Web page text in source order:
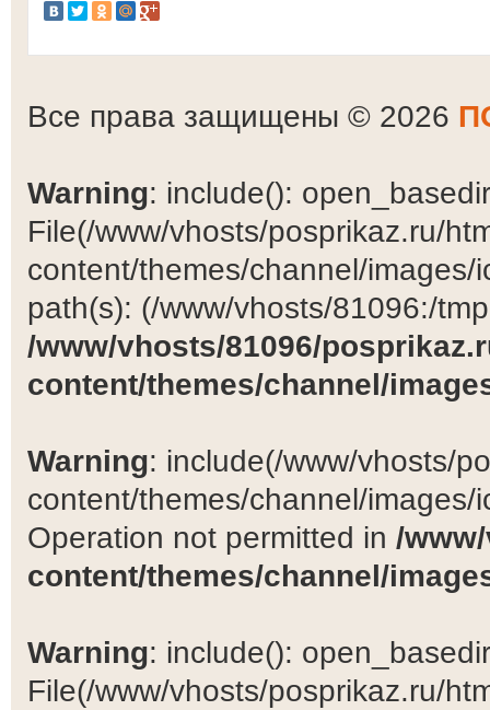
Все права защищены © 2026
Warning: include():
File(/www/vhosts/posprikaz.ru/
content/themes/channel/
path(s): (/www/vhosts/81096:/
/www/vhosts/81096/
content/themes/channel/
Warning: include(/www/vhosts/
content/themes/channel/
Operation not permitted in /
content/themes/channel/
Warning: include():
File(/www/vhosts/posprikaz.ru/